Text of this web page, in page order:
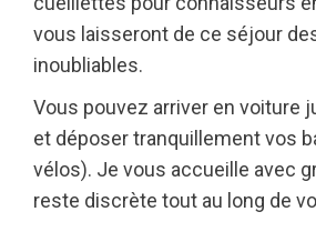
vous laisseront de ce séjour
inoubliables.
Vous pouvez arriver en voiture
et déposer tranquillement vos
vélos). Je vous accueille avec
reste discrète tout au long de